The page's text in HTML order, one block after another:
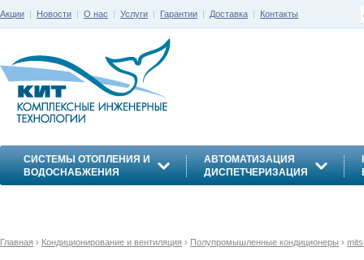
Акции | Новости | О нас | Услуги | Гарантии | Доставка | Контакты
СИСТЕМЫ ОТОПЛЕНИЯ И
ВОДОСНАБЖЕНИЯ
АВТОМАТИЗАЦИЯ
ДИСПЕТЧЕРИЗАЦИЯ
Главная › Кондиционирование и вентиляция › Полупромышленные кондиционеры ›